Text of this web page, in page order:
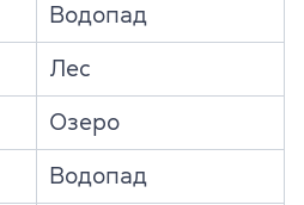
Водопад
Лес
Озеро
Водопад